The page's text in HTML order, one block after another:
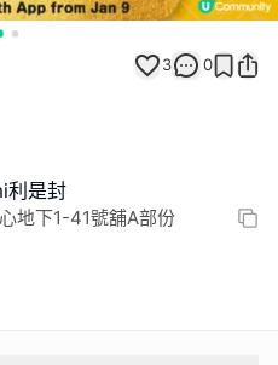
3 0
利是封
地下1-41號舖A部份